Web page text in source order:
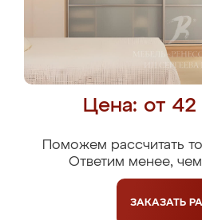
Цена: от
Поможем рассчитать
Ответим менее,
ЗАКАЗАТЬ